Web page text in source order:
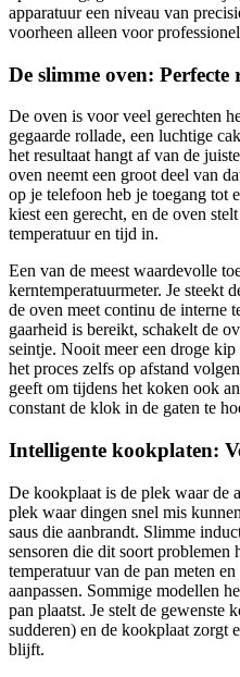
apparatuur een niveau van
voorheen alleen voor
De slimme oven:
De oven is voor veel gerechten
gegaarde rollade, een luchtige
het resultaat hangt af van de
oven neemt een groot deel van
op je telefoon heb je toegang tot
kiest een gerecht, en de oven
temperatuur en tijd in.
Een van de meest waardevolle
kerntemperatuurmeter. Je steekt
de oven meet continu de interne
gaarheid is bereikt, schakelt de
seintje. Nooit meer een droge
het proces zelfs op afstand
geeft om tijdens het koken ook
constant de klok in de gaten te
Intelligente kookplaten:
De kookplaat is de plek waar de
plek waar dingen snel mis
saus die aanbrandt. Slimme
sensoren die dit soort
temperatuur van de pan meten
aanpassen. Sommige modellen
pan plaatst. Je stelt de gewenste
sudderen) en de kookplaat zorgt
blijft.